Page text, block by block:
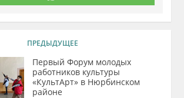
ПРЕДЫДУЩЕЕ
Первый Форум молодых
работников культуры
«КультАрт» в Нюрбинском
районе